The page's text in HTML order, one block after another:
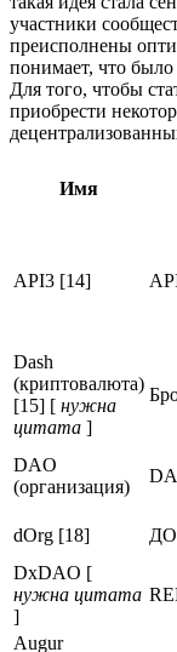
участники
преисполнены
понимает, что
Для того, чтобы
приобрести
Имя
API3 [14]
Dash
(криптовалюта)
[15] [ нужна
цитата ]
DAO
(организация)
dOrg [18]
DxDAO [
нужна цитата
]
Augur